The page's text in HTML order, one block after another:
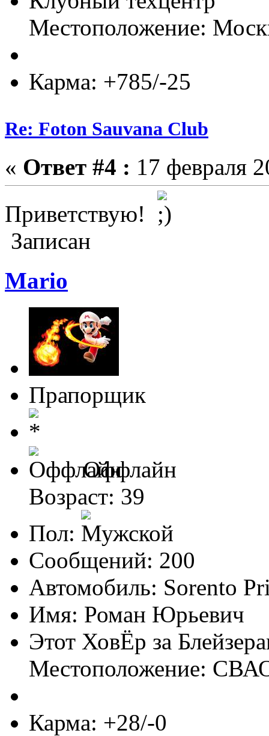
Местоположение:
Карма: +785/-25
Re: Foton Sauvana Club
« Ответ #4 : 17 февраля
Приветствую!
Записан
Mario
Прапорщик
Оффлайн
Возраст: 39
Пол:
Сообщений: 200
Автомобиль: Sorento
Имя: Роман Юрьевич
Этот ХовЁр за
Местоположение:
Карма: +28/-0